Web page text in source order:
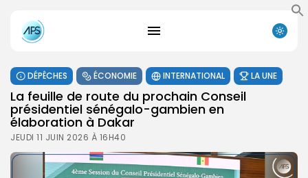
DÉPÊCHES ÉCONOMIE INTERNATIONAL LA UNE
La feuille de route du prochain Conseil
présidentiel sénégalo-gambien en
élaboration à Dakar
JEUDI 11 JUIN 2026 À 16H40